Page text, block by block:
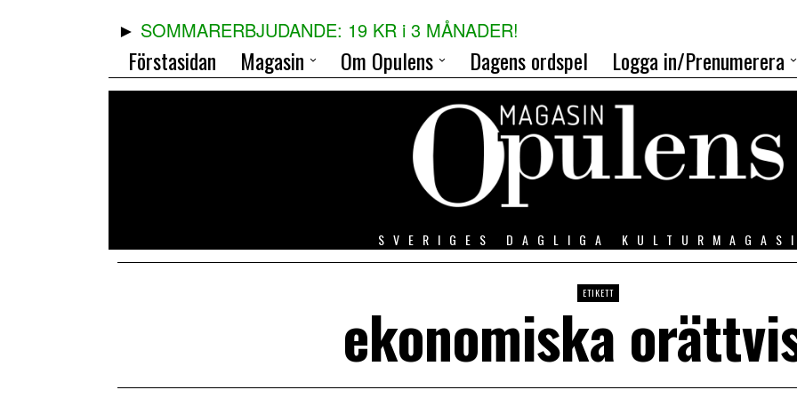
SOMMARERBJUDANDE: 19 KR i 3 MÅNADER!
Förstasidan Magasin Om Opulens Dagens ordspel Logga in/Prenumerera
SVERIGES DAGLIGA
ETIKETT
ekonomiska